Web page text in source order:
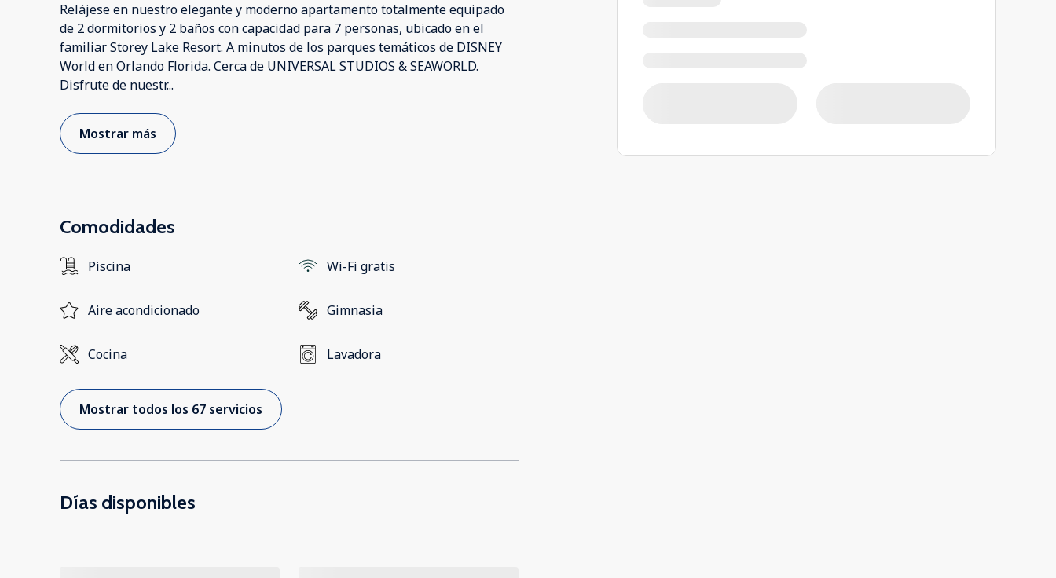
Relájese en nuestro elegante y moderno apartamento totalmente equipado
de 2 dormitorios y 2 baños con capacidad para 7 personas, ubicado en el
familiar Storey Lake Resort. A minutos de los parques temáticos de DISNEY
World en Orlando Florida. Cerca de UNIVERSAL STUDIOS & SEAWORLD.
Disfrute de nuestr...
Mostrar más
Comodidades
Piscina Wi-Fi gratis
Aire acondicionado Gimnasia
Cocina Lavadora
Mostrar todos los 67 servicios
Días disponibles